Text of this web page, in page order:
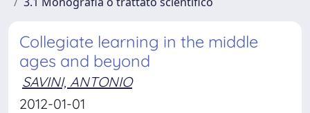
Collegiate learning in the middle
ages and beyond
SAVINI, ANTONIO
2012-01-01